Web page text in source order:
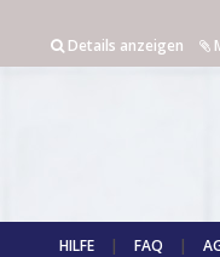
Details anzeigen
HILFE | FAQ |